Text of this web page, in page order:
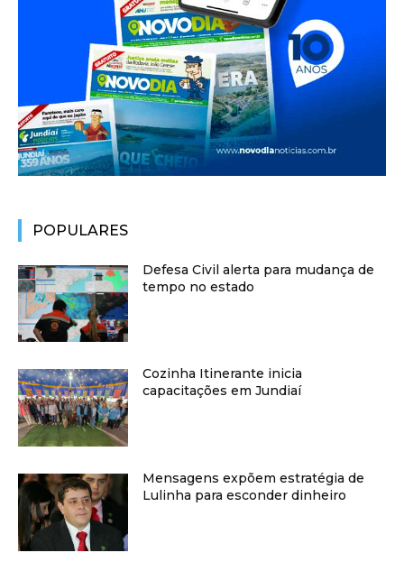
POPULARES
Defesa Civil alerta para mudança de
tempo no estado
Cozinha Itinerante inicia
capacitações em Jundiaí
Mensagens expõem estratégia de
Lulinha para esconder dinheiro